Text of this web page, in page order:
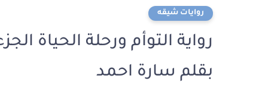
روايات شيقه
بقلم سارة احمد